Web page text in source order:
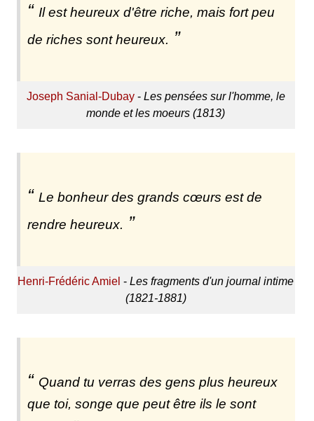
Il est heureux d'être riche, mais fort peu
de riches sont heureux.
Joseph Sanial-Dubay- Les pensées sur l'homme, le
monde et les moeurs (1813)
Le bonheur des grands cœurs est de
rendre heureux.
Henri-Frédéric Amiel -Les fragments d'un journal intime
(1821-1881)
Quand tu verras des gens plus heureux
que toi, songe que peut être ils le sont